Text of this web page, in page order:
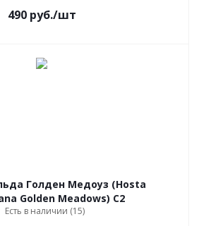
490руб./шт
Голден Медоуз (Hosta
Golden Meadows) С2
Есть в наличии (15)